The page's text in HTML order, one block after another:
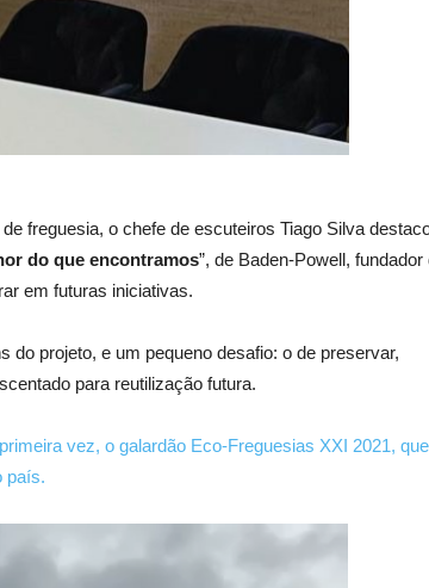
freguesia, o chefe de escuteiros Tiago Silva
do que encontramos”, de Baden-Powell, fundador
em futuras iniciativas.
projeto, e um pequeno desafio: o de preservar,
para reutilização futura.
vez, o galardão Eco-Freguesias XXI 2021, que
país.